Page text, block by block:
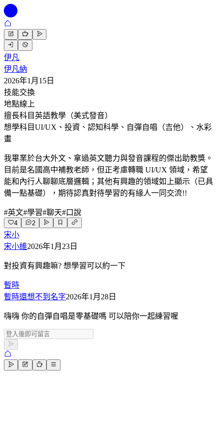
伊凡
伊凡納
2026年1月15日
技能交換
地點線上
擅長科目英語教學（美式發音）
想學科目UI/UX、投資、認知科學、自彈自唱（吉他）、水彩
畫
我畢業於台大外文、拿過英文聽力與發音課程的傑出助教獎。
目前是名國高中補教老師，但正考慮轉職 UI/UX 領域，希望
能和內行人聊聊底層邏輯；其他有興趣的領域如上顯示（已具
備一點基礎），期待認真對待學習的有緣人一同交流!!
#英文#學習#聊天#口說
4 2
宋小
宋小維2026年1月23日
對投資有興趣嘛? 想學習可以約一下
暫時
暫時還想不到名字2026年1月28日
嗨嗨 你的自彈自唱是零基礎嗎 可以陪你一起練習喔